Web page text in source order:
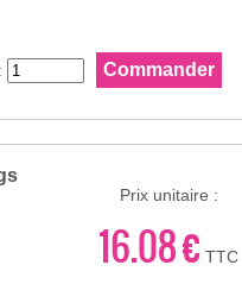
Prix unitaire :
16.08 € TTC